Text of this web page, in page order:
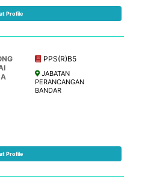
Profile
PPS(R)B5
JABATAN
PERANCANGAN
BANDAR
Profile